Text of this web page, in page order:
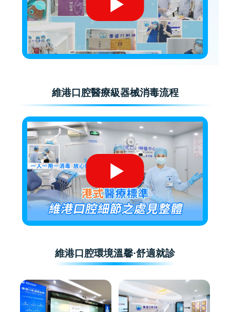
維港口腔醫療級器械消毒流程
維港口腔環境溫馨·舒適就診